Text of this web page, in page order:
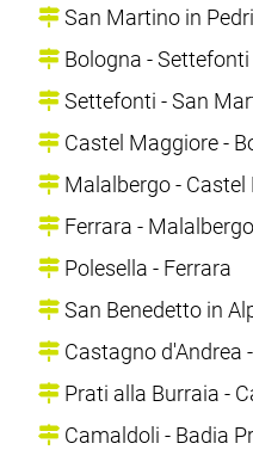
San Martino in
Bologna - Settefonti
Settefonti - San
Castel Maggiore -
Malalbergo -
Ferrara - Malalbergo
Polesella - Ferrara
San Benedetto in
Castagno d'Andrea
Prati alla Burraia -
Camaldoli - Badia